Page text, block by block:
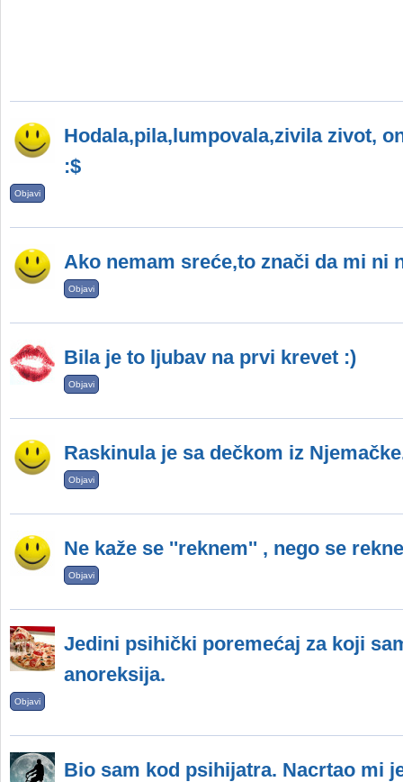
Hodala,pila,lumpovala,zivila zivot,
:$
Objavi
Ako nemam sreće,to znači da mi ni
Objavi
Bila je to ljubav na prvi krevet :)
Objavi
Raskinula je sa dečkom iz
Objavi
Ne kaže se ''reknem'' , nego se
Objavi
Jedini psihički poremećaj za koji
anoreksija.
Objavi
Bio sam kod psihijatra. Nacrtao mi